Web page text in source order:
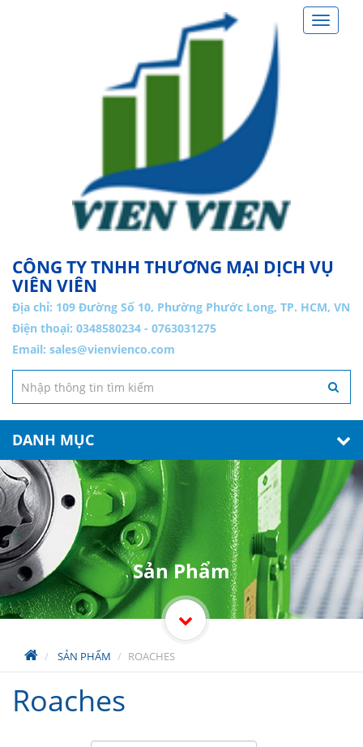
Toggle
CÔNG TY TNHH THƯƠNG MẠI DỊCH VỤ
VIÊN VIÊN
Địa chỉ: 109 Đường Số 10, Phường Phước Long, TP. HCM, VN
Điện thoại: 0348580234 - 0763031275
Email: sales@vienvienco.com
DANH MỤC
SẢN PHẨM ROACHES
Sản Phẩm
Roaches